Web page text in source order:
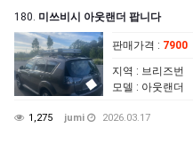
180. 미쓰비시 아웃랜더 팝니다
판매가격 : 7900
지역 : 브리즈번
모델 : 아웃랜더
1,275 jumi 2026.03.17